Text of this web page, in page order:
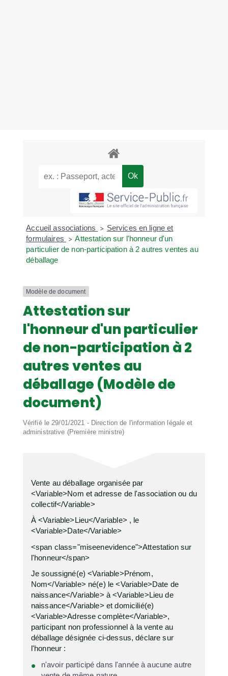
Accueil associations > Services en ligne et
formulaires
> Attestation sur l'honneur d'un
particulier de non-participation à 2 autres ventes au
déballage
Modèle de document
Attestation sur
l'honneur d'un particulier
de non-participation à 2
autres ventes au
déballage (Modèle de
document)
Vérifié le 29/01/2021 - Direction de l'information légale et
administrative (Première ministre)
Vente au déballage organisée par
<Variable>Nom et adresse de l'association ou du
collectif</Variable>
À <Variable>Lieu</Variable> , le
<Variable>Date</Variable>
<span class="miseenevidence">Attestation sur
l'honneur</span>
Je soussigné(e) <Variable>Prénom,
Nom</Variable> né(e) le <Variable>Date de
naissance</Variable> à <Variable>Lieu de
naissance</Variable> et domicilié(e)
<Variable>Adresse complète</Variable>,
participant non professionnel à la vente au
déballage désignée ci-dessus, déclare sur
l'honneur :
n'avoir participé dans l'année à aucune autre